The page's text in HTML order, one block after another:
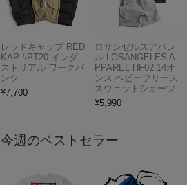
レッドキャップ RED
KAP #PT20 インダ
ストリアル ワークパ
ンツ
¥7,700
ロサンゼルスアパレ
ル LOSANGELES A
PPAREL HF02 14オ
ンス ヘビーフリース
スウェットショーツ
¥5,990
今週のベストセラー